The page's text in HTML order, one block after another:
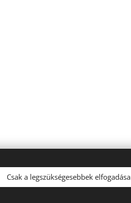
Csak a legszükségesebbek elfogadása